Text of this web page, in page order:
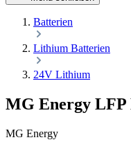
Batterien
Lithium Batterien
24V Lithium
MG Energy LFP
MG Energy